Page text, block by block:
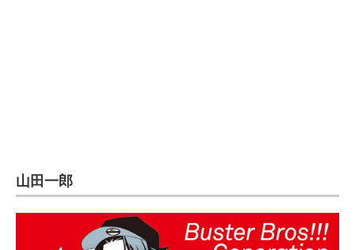
建設×テクノロジーの最前線
山田一郎